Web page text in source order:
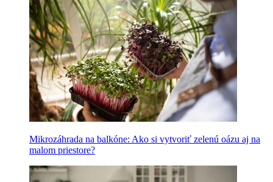
Mikrozáhrada na balkóne: Ako si vytvoriť zelenú oázu aj na
malom priestore?